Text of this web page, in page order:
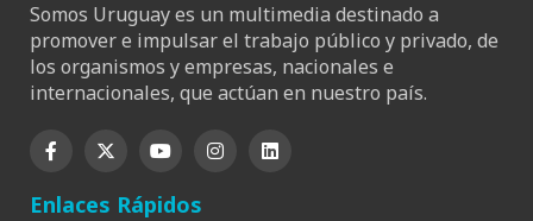
Somos Uruguay es un multimedia destinado a
promover e impulsar el trabajo público y privado, de
los organismos y empresas, nacionales e
internacionales, que actúan en nuestro país.
Enlaces Rápidos